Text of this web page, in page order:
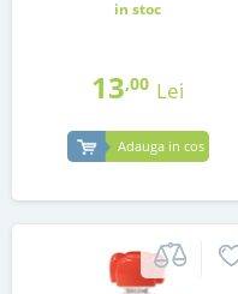
in stoc
13,00 Lei
Adauga in cos